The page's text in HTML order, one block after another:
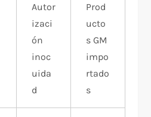
Autor
izaci
ón
inoc
uida
d
Prod
ucto
s GM
impo
rtado
s